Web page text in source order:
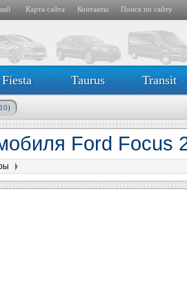
Карта сайта Контакты Поиск по сайту
Fiesta Taurus Transit
Ford Focus